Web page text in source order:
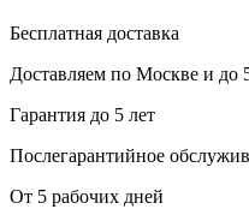
Бесплатная доставка
Доставляем по Москве и
Гарантия до 5 лет
Послегарантийное
От 5 рабочих дней